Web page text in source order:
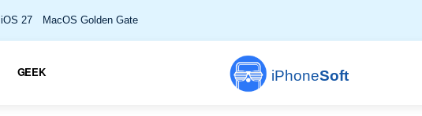
iOS 27 MacOS Golden Gate
iPhoneSoft
GEEK